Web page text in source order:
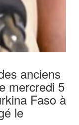
anciens
mercredi 5
Faso à
le